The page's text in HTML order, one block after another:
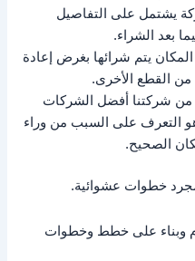
يشتمل على التفاصيل
بعد الشراء.
المكان يتم شرائها بغرض إعادة
من القطع الأخرى.
من شركتنا أفضل الشركات
التعرف على السبب من وراء
الصحيح.
مجرد خطوات عشوائية.
خبرة تصل لأكثر من 20 عام وبناء على خطط وخطوات